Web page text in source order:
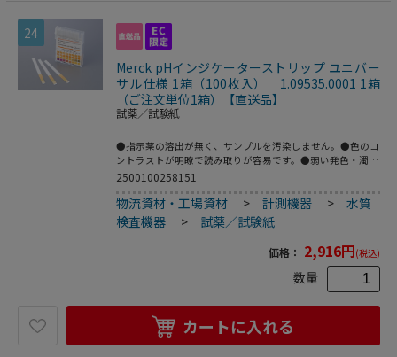
24
Merck pHインジケーターストリップ ユニバー
サル仕様 1箱（100枚入） 1.09535.0001 1箱
（ご注文単位1箱）【直送品】
試薬／試験紙
●指示薬の溶出が無く、サンプルを汚染しません。●色のコ
ントラストが明瞭で読み取りが容易です。●弱い発色・濁度
の有るサンプルにも使用できます。●型番：1.09535.0001●
箱（100枚入）●材質：反応部／セルロース、持ち手部／
PET（ポリエチレンテレフタレート）●※保存方法：10～
25℃（未開封）●こちらの商品は事業者様向け商品です。
2500100258151
物流資材・工場資材 >計測機器 >水質
検査機器
> 試薬／試験紙
価格： 2,916円(税込)
数量
カートに入れる